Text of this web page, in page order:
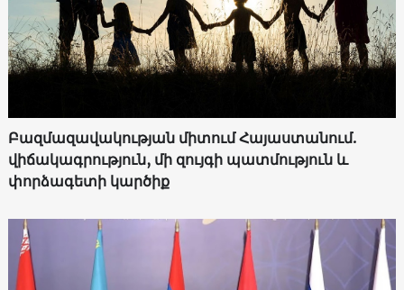
Բազմազավակության միտում Հայաստանում.
վիճակագրություն, մի զույգի պատմություն և
փորձագետի կարծիք